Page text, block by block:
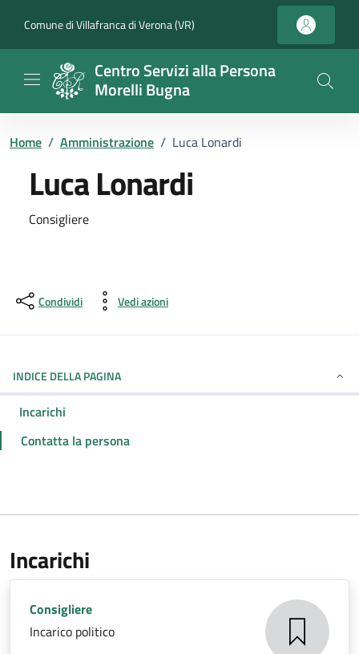
Comune di Villafranca di Verona (VR)
Centro Servizi alla Persona
Morelli Bugna
Home / Amministrazione / Luca Lonardi
Luca Lonardi
Dettagli della persona
Consigliere
Condividi Vedi azioni
INDICE DELLA PAGINA
Incarichi
Contatta la persona
Incarichi
Consigliere
Incarico politico